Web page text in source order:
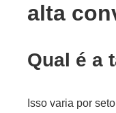
alta
Qual é a
Isso varia por